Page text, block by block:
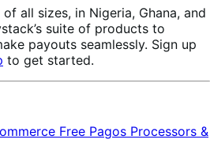
all sizes, in Nigeria, Ghana, and
suite of products to
payouts seamlessly. Sign up
to get started.
Free Pagos Processors &